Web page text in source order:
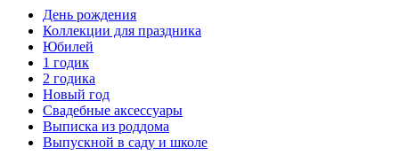
День рождения
Коллекции для праздника
Юбилей
1 годик
2 годика
Новый год
Свадебные аксессуары
Выписка из роддома
Выпускной в саду и школе